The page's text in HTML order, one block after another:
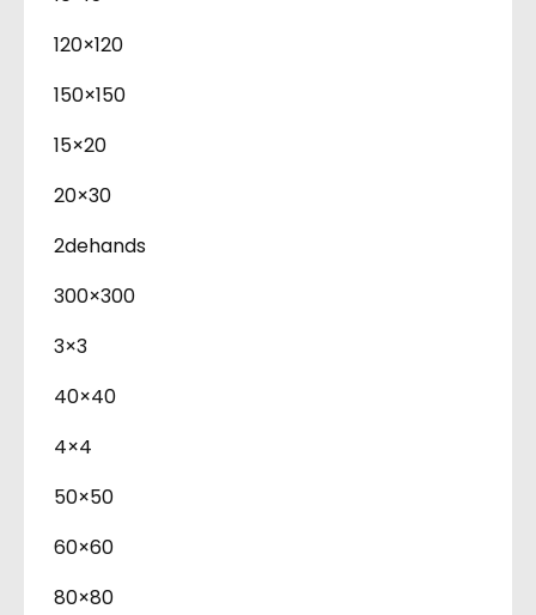
120×120
150×150
15×20
20×30
2dehands
300×300
3×3
40×40
4×4
50×50
60×60
80×80